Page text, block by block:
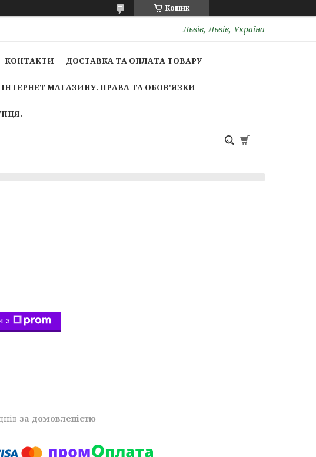
Кошик
Львів, Львів, Україна
КОНТАКТИ ДОСТАВКА ТА ОПЛАТА ТОВАРУ
МАГАЗИНУ. ПРАВА ТА ОБОВ'ЯЗКИ
з
за домовленістю